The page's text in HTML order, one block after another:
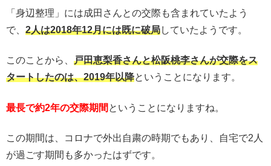
「身辺整理」には成田さんとの交際も含まれていたよう
で、 2人は2018年12月には既に破局していたようです。
このことから、 戸田恵梨香さんと松阪桃李さんが交際をス
タートしたのは、2019年以降ということになります。
最長で約2年の交際期間 ということになりますね。
この期間は、コロナで外出自粛の時期でもあり、自宅で2人
が過ごす期間も多かったはずです。